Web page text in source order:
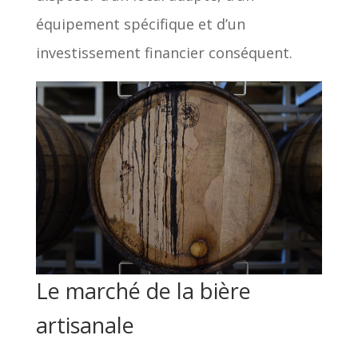
équipement spécifique et d’un
investissement financier conséquent.
Le marché de la bière
artisanale